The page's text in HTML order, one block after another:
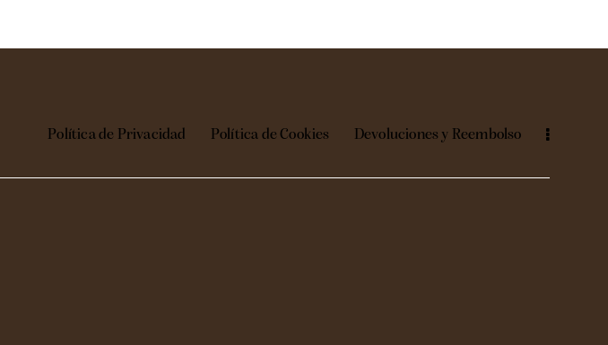
Política de Privacidad Política de Cookies Devoluciones y Reembolso